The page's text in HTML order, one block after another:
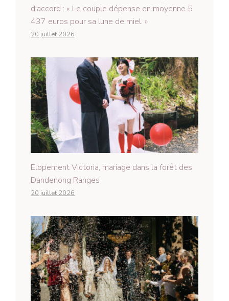
d’accord : « Le couple dépense en moyenne 5
437 euros pour sa lune de miel. »
20 juillet 2026
Elopement Victoria, mariage dans la forêt des
Dandenong Ranges
20 juillet 2026